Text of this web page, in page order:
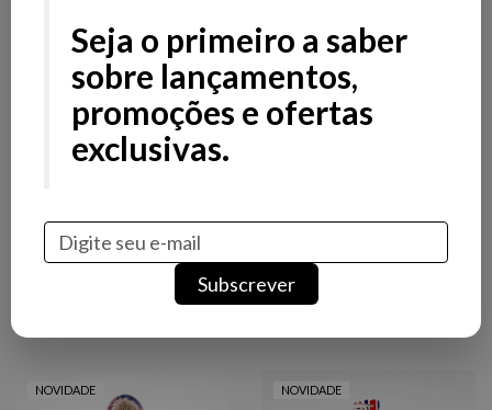
Preço
Promoção
UNION JACK
NOVIDADE NOVIDADE
Seja o primeiro a saber
sobre lançamentos,
promoções e ofertas
exclusivas.
Subscrever